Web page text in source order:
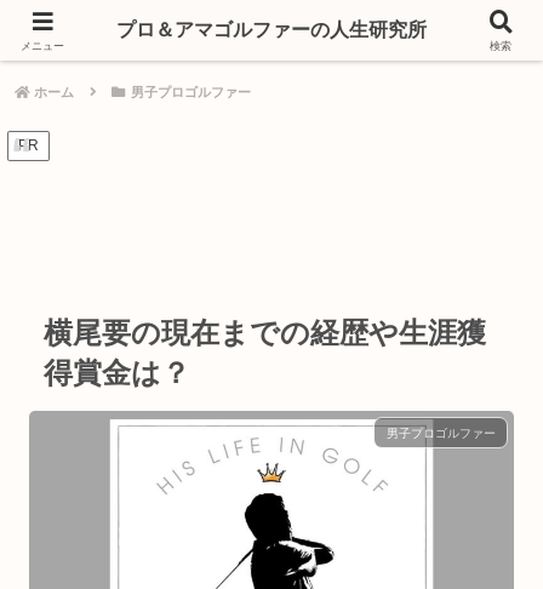
プロもアマも。ゴルフを愛する人たちの人生の記録
ホーム 男子プロゴルファー
PR
横尾要の現在までの経歴や生涯獲
得賞金は？
男子プロゴルファー
メニュー
プロ＆アマゴルファーの人生研究所
検索